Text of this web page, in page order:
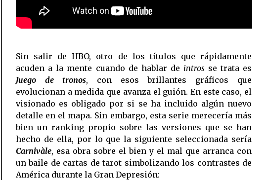
Sin salir de HBO, otro de los títulos que rápidamente
acuden a la mente cuando de hablar de intros se trata es
Juego de tronos, con esos brillantes gráficos que
evolucionan a medida que avanza el guión. En este caso, el
visionado es obligado por si se ha incluido algún nuevo
detalle en el mapa. Sin embargo, esta serie merecería más
bien un ranking propio sobre las versiones que se han
hecho de ella, por lo que la siguiente seleccionada sería
Carnivàle, esa obra sobre el bien y el mal que arranca con
un baile de cartas de tarot simbolizando los contrastes de
América durante la Gran Depresión: